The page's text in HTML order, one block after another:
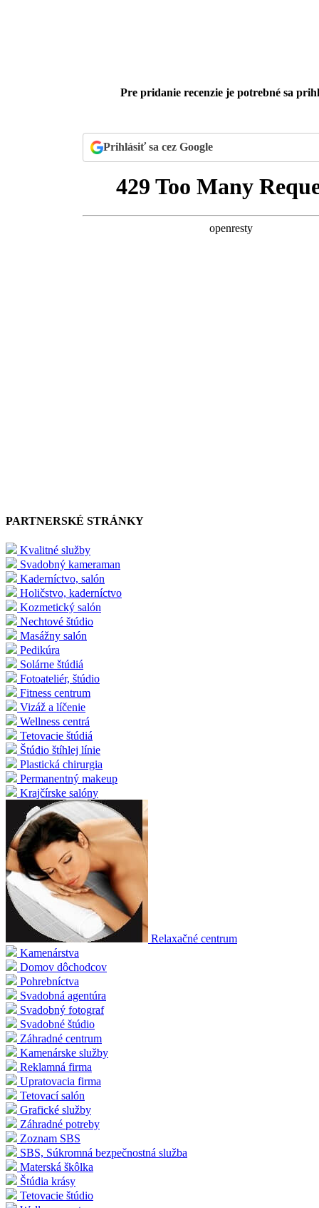
Pre pridanie recenzie je potrebné sa
Prihlásiť sa cez Google
PARTNERSKÉ STRÁNKY
Kvalitné služby
Svadobný kameraman
Kaderníctvo, salón
Holičstvo, kaderníctvo
Kozmetický salón
Nechtové štúdio
Masážny salón
Pedikúra
Solárne štúdiá
Fotoateliér, štúdio
Fitness centrum
Vizáž a líčenie
Wellness centrá
Tetovacie štúdiá
Štúdio štíhlej línie
Plastická chirurgia
Permanentný makeup
Krajčírske salóny
Relaxačné centrum
Kamenárstva
Domov dôchodcov
Pohrebníctva
Svadobná agentúra
Svadobný fotograf
Svadobné štúdio
Záhradné centrum
Kamenárske služby
Reklamná firma
Upratovacia firma
Tetovací salón
Grafické služby
Záhradné potreby
Zoznam SBS
SBS, Súkromná bezpečnostná služba
Materská škôlka
Štúdia krásy
Tetovacie štúdio